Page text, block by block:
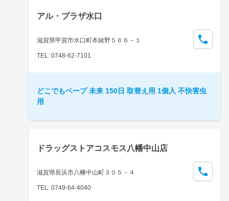
アル・プラザ水口
滋賀県甲賀市水口町本綾野５６６－１
TEL: 0748-62-7101
どこでもベープ 未来 150日 取替え用 1個入 不快害虫
用
ドラッグストアコスモス八幡中山店
滋賀県長浜市八幡中山町３０５－４
TEL: 0749-64-4040